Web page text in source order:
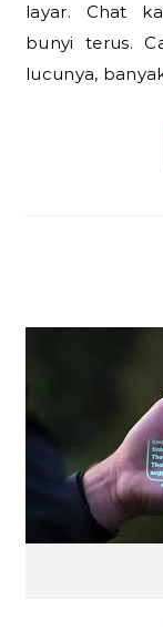
layar. Chat
bunyi terus.
lucunya,